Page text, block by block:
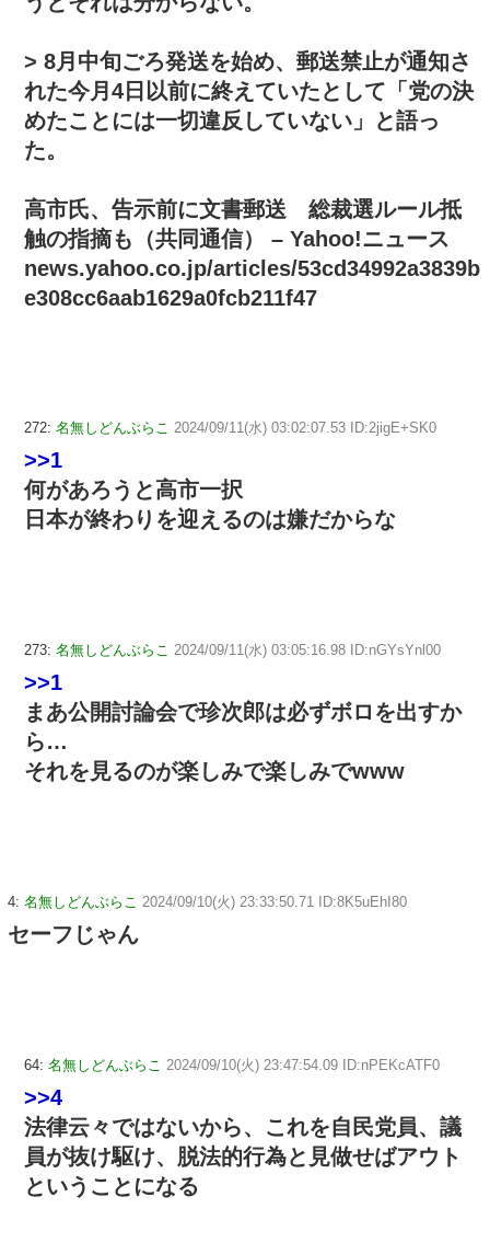
> 8月中旬ごろ発送を始め、郵送禁止が通知さ
れた今月4日以前に終えていたとして「党の決
めたことには一切違反していない」と語っ
た。
高市氏、告示前に文書郵送 総裁選ルール抵
触の指摘も（共同通信） – Yahoo!ニュース
news.yahoo.co.jp/articles/53cd34992a3839b
e308cc6aab1629a0fcb211f47
272: 名無しどんぶらこ 2024/09/11(水) 03:02:07.53 ID:2jigE+SK0
>>1
何があろうと高市一択
日本が終わりを迎えるのは嫌だからな
273: 名無しどんぶらこ 2024/09/11(水) 03:05:16.98 ID:nGYsYnl00
>>1
まあ公開討論会で珍次郎は必ずボロを出すか
ら…
それを見るのが楽しみで楽しみでwww
4: 名無しどんぶらこ 2024/09/10(火) 23:33:50.71 ID:8K5uEhI80
セーフじゃん
64: 名無しどんぶらこ 2024/09/10(火) 23:47:54.09 ID:nPEKcATF0
>>4
法律云々ではないから、これを自民党員、議
員が抜け駆け、脱法的行為と見做せばアウト
ということになる